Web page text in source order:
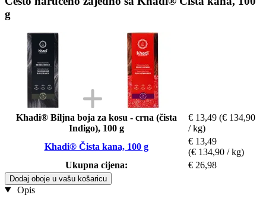
g
Khadi® Biljna boja za kosu - crna (čista
Indigo), 100 g
€ 13,49 (€ 134,90
/ kg)
Khadi® Čista kana, 100 g
€ 13,49
(€ 134,90 / kg)
Ukupna cijena:
€ 26,98
Dodaj oboje u vašu košaricu
Opis